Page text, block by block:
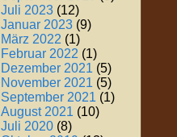
Juli 2023 (12)
Januar 2023 (9)
März 2022 (1)
Februar 2022 (1)
Dezember 2021 (5)
November 2021 (5)
September 2021 (1)
August 2021 (10)
Juli 2020 (8)